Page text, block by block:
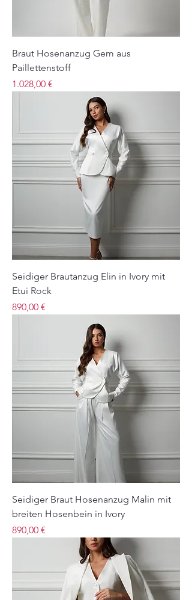
Braut Hosenanzug Gem aus
Paillettenstoff
Preis
1.028,00 €
Seidiger Brautanzug Elin in Ivory mit
Etui Rock
Preis
890,00 €
Seidiger Braut Hosenanzug Malin mit
breiten Hosenbein in Ivory
Preis
890,00 €